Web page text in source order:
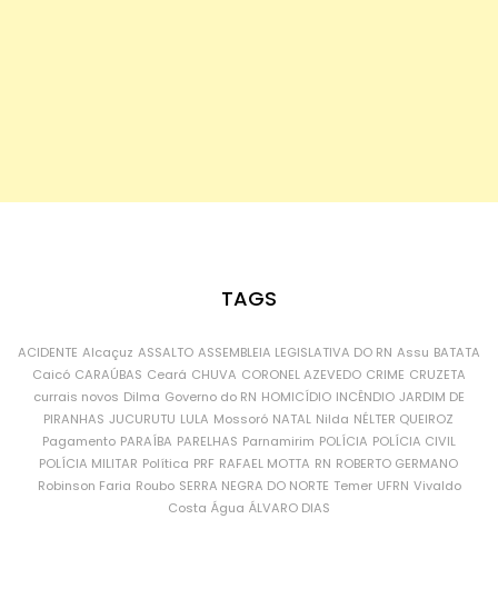
TAGS
ACIDENTE Alcaçuz ASSALTO ASSEMBLEIA LEGISLATIVA DO RN Assu BATATA
Caicó CARAÚBAS Ceará CHUVA CORONEL AZEVEDO CRIME CRUZETA
currais novos Dilma Governo do RN HOMICÍDIO INCÊNDIO JARDIM DE
PIRANHAS JUCURUTU LULA Mossoró NATAL Nilda NÉLTER QUEIROZ
Pagamento PARAÍBA PARELHAS Parnamirim POLÍCIA POLÍCIA CIVIL
POLÍCIA MILITAR Política PRF RAFAEL MOTTA RN ROBERTO GERMANO
Robinson Faria Roubo SERRA NEGRA DO NORTE Temer UFRN Vivaldo
Costa Água ÁLVARO DIAS